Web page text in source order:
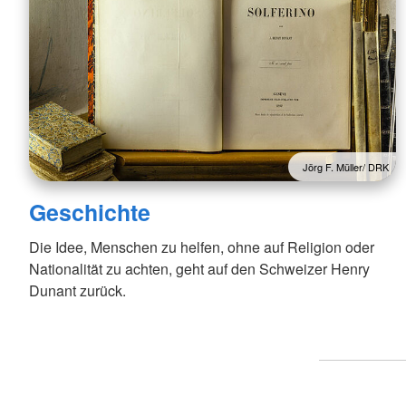
Jörg F. Müller/ DRK
Geschichte
Die Idee, Menschen zu helfen, ohne auf Religion oder
Nationalität zu achten, geht auf den Schweizer Henry
Dunant zurück.